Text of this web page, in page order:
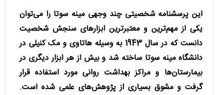
این پرسشنامه شخصیتی چند وجهی مینه سوتا را می‌توان
یکی از مهم‌ترین و معتبرترین ابزارهای سنجش شخصیت
دانست که در سال 1943 به وسیله هاتاوی و مک کنیلی در
دانشگاه مینه سوتا ساخته شد و بیش از هر ابزار دیگری در
بیمارستان‌ها و مراکز بهداشت روانی مورد استفاده قرار
گرفت و مشوق بسیاری از پژوهش‌های علمی شده است.